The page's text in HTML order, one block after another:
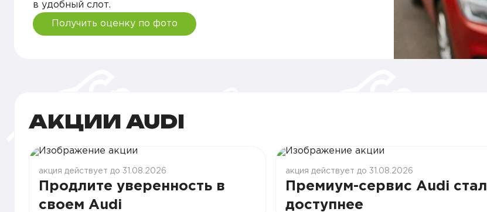
в удобный слот.
Получить оценку по фото
АКЦИИ AUDI
акция действует до 31.08.2026
Продлите уверенность в
своем Audi
акция действует до 31.08.2026
Премиум-сервис Audi стал
доступнее